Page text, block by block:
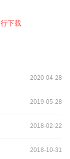
下载
2020-04-28
2019-05-28
2018-02-22
2018-10-31